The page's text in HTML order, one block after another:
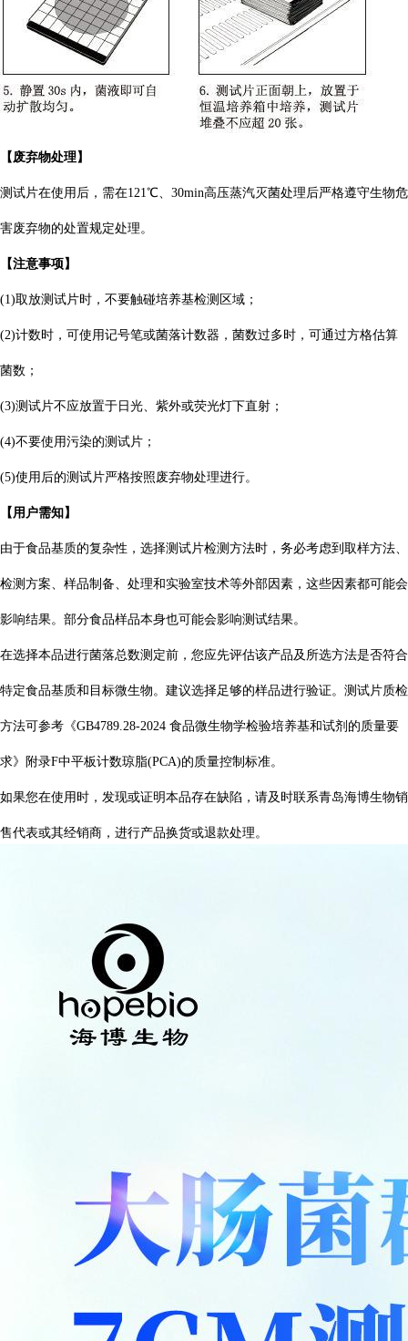
【废弃物处理】
测试片在使用后，需在121℃、30min高压蒸汽灭菌处理后严格遵守生物危
害废弃物的处置规定处理。
【注意事项】
(1)取放测试片时，不要触碰培养基检测区域；
(2)计数时，可使用记号笔或菌落计数器，菌数过多时，可通过方格估算
菌数；
(3)测试片不应放置于日光、紫外或荧光灯下直射；
(4)不要使用污染的测试片；
(5)使用后的测试片严格按照废弃物处理进行。
【用户需知】
由于食品基质的复杂性，选择测试片检测方法时，务必考虑到取样方法、
检测方案、样品制备、处理和实验室技术等外部因素，这些因素都可能会
影响结果。部分食品样品本身也可能会影响测试结果。
在选择本品进行菌落总数测定前，您应先评估该产品及所选方法是否符合
特定食品基质和目标微生物。建议选择足够的样品进行验证。测试片质检
方法可参考《GB4789.28-2024 食品微生物学检验培养基和试剂的质量要
求》附录F中平板计数琼脂(PCA)的质量控制标准。
如果您在使用时，发现或证明本品存在缺陷，请及时联系青岛海博生物销
售代表或其经销商，进行产品换货或退款处理。